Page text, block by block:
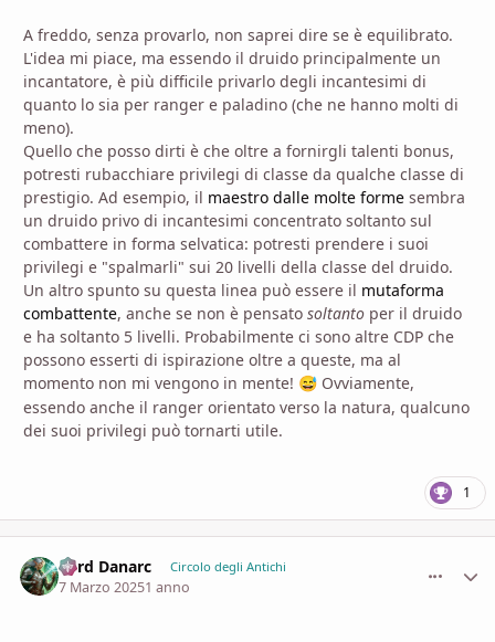
A freddo, senza provarlo, non saprei dire se è equilibrato.
L'idea mi piace, ma essendo il druido principalmente un
incantatore, è più difficile privarlo degli incantesimi di
quanto lo sia per ranger e paladino (che ne hanno molti di
meno).
Quello che posso dirti è che oltre a fornirgli talenti bonus,
potresti rubacchiare privilegi di classe da qualche classe di
prestigio. Ad esempio, il maestro dalle molte forme sembra
un druido privo di incantesimi concentrato soltanto sul
combattere in forma selvatica: potresti prendere i suoi
privilegi e "spalmarli" sui 20 livelli della classe del druido.
Un altro spunto su questa linea può essere il mutaforma
combattente, anche se non è pensato soltanto per il druido
e ha soltanto 5 livelli. Probabilmente ci sono altre CDP che
possono esserti di ispirazione oltre a queste, ma al
momento non mi vengono in mente! 😅 Ovviamente,
essendo anche il ranger orientato verso la natura, qualcuno
dei suoi privilegi può tornarti utile.
1
Lord Danarc Circolo degli Antichi
7 Marzo 20251 anno